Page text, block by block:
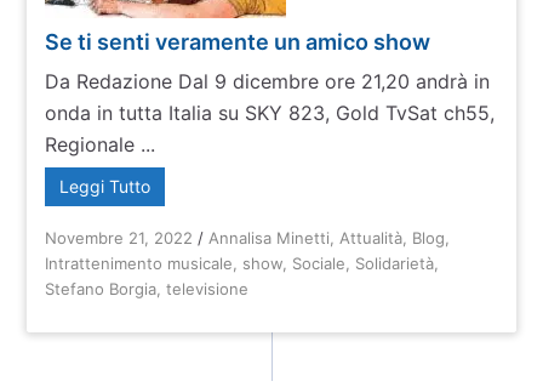
Se ti senti veramente un amico show
Da Redazione Dal 9 dicembre ore 21,20 andrà in
onda in tutta Italia su SKY 823, Gold TvSat ch55,
Regionale ...
Leggi Tutto
Novembre 21, 2022 / Annalisa Minetti Attualità Blog
Intrattenimento musicale
show Sociale Solidarietà
Stefano Borgia ,televisione